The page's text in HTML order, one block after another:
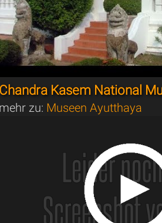
Chandra Kasem National
mehr zu: Museen Ayutthaya